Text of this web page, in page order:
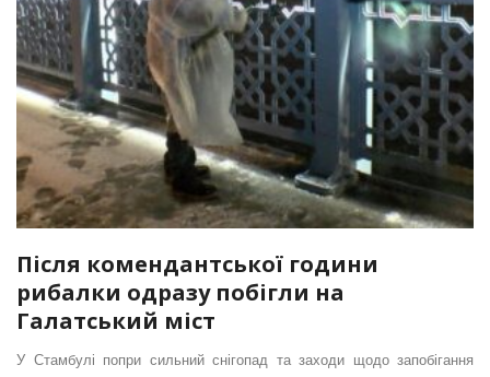
Після комендантської години
рибалки одразу побігли на
Галатський міст
У Стамбулі попри сильний снігопад та заходи щодо запобігання